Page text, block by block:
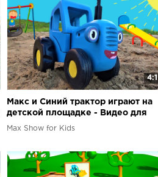
4:1
Макс и Синий трактор играют на
детской площадке - Видео для
детей
Max Show for Kids